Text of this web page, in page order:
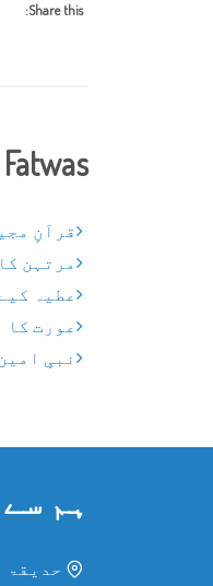
Share this:
قرآنِ
مرتہن
عطیہ
عورت کا
نبیِ
ہم
حدیقۃ